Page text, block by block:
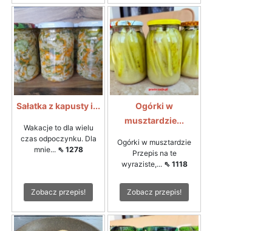
Sałatka z kapusty i...
Wakacje to dla wielu
czas odpoczynku. Dla
mnie... ⇖ 1278
Zobacz przepis!
Ogórki w
musztardzie...
Ogórki w musztardzie
Przepis na te
wyraziste,... ⇖ 1118
Zobacz przepis!